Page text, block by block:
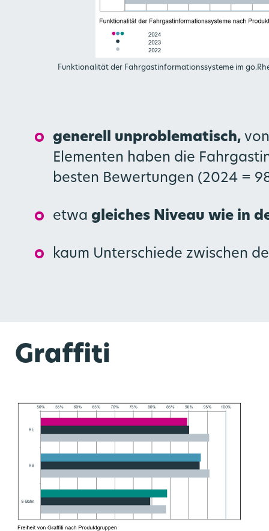
Funktionalität der Fahrgastinformationssysteme im
generell unproblematisch,
Elementen haben die
besten Bewertungen (2024 =
etwa gleiches Niveau wie in
kaum Unterschiede zwischen
Graffiti